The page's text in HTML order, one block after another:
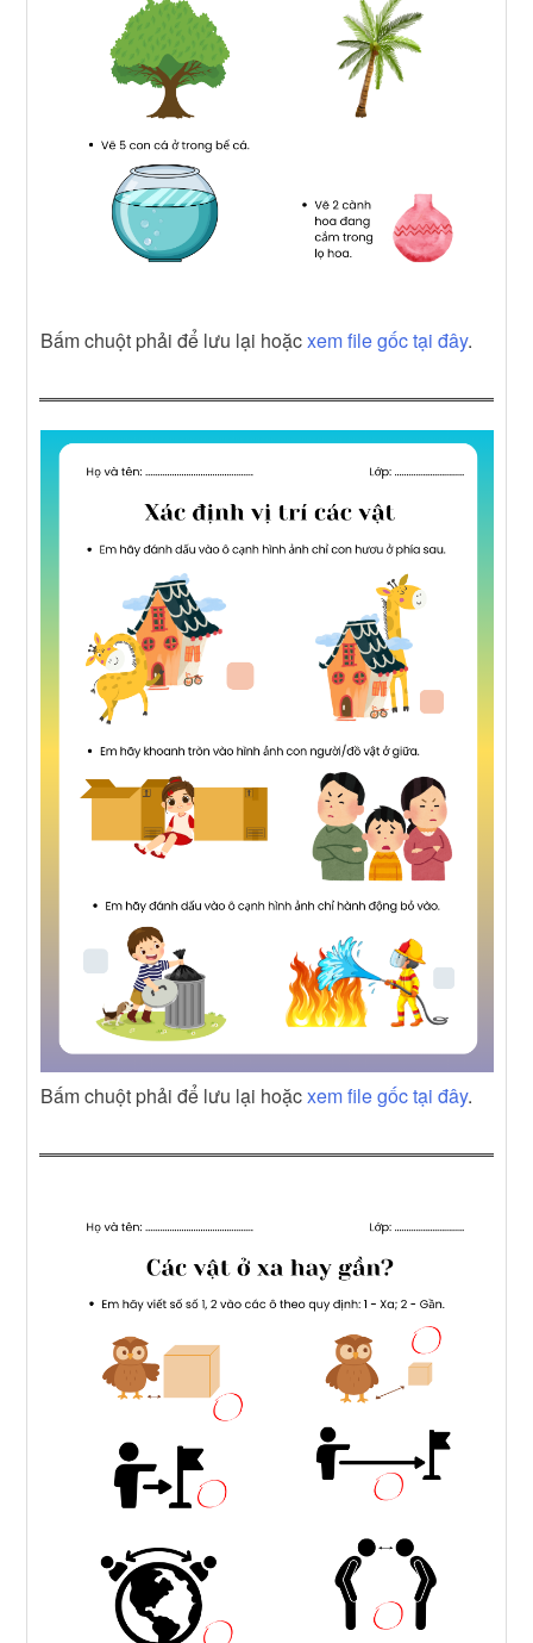
Bấm chuột phải để lưu lại hoặcxem file gốc tại đây.
Bấm chuột phải để lưu lại hoặcxem file gốc tại đây.